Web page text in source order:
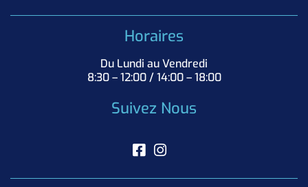
Horaires
Du Lundi au Vendredi
8:30 – 12:00 / 14:00 – 18:00
Suivez Nous